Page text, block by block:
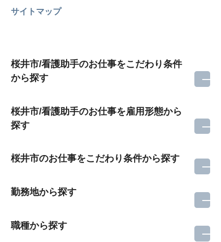
サイトマップ
桜井市/看護助手のお仕事をこだわり条件
から探す
桜井市/看護助手のお仕事を雇用形態から
探す
桜井市のお仕事をこだわり条件から探す
勤務地から探す
職種から探す